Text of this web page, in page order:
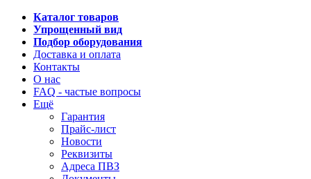
Каталог товаров
Упрощенный вид
Подбор оборудования
Доставка и оплата
Контакты
О нас
FAQ - частые вопросы
Ещё
Гарантия
Прайс-лист
Новости
Реквизиты
Адреса ПВЗ